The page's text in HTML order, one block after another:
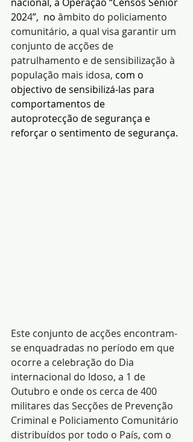
2024”,  no âmbito do policiamento
comunitário, a qual visa garantir um
conjunto de acções de
patrulhamento e de sensibilização à
população mais idosa, com o
objectivo de sensibilizá-las para
comportamentos de
autoprotecção de segurança e
reforçar o sentimento de segurança.
Este conjunto de acções encontram-
se enquadradas no período em que
ocorre a celebração do Dia
internacional do Idoso, a 1 de
Outubro e onde os cerca de 400
militares das Secções de Prevenção
Criminal e Policiamento Comunitário
distribuídos por todo o País, com o